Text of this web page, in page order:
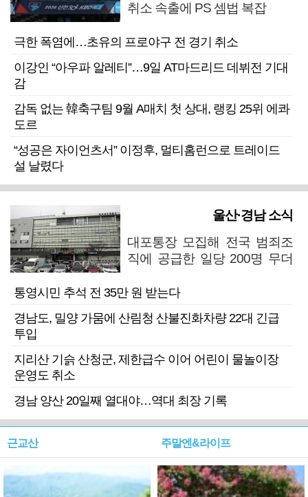
취소 속출에 PS 셈법 복잡
극한 폭염에…초유의 프로야구 전 경기 취소
이강인 “아우파 알레티”…9일 AT마드리드 데뷔전 기대
감
감독 없는 韓축구팀 9월 A매치 첫 상대, 랭킹 25위 에콰
도르
“성공은 자이언츠서” 이정후, 멀티홈런으로 트레이드
설 날렸다
울산·경남 소식
대포통장 모집해 전국 범죄조
직에 공급한 일당 200명 무더
통영시민 추석 전 35만 원 받는다
경남도, 밀양 가뭄에 산림청 산불진화차량 22대 긴급
투입
지리산 기슭 산청군, 제한급수 이어 어린이 물놀이장
운영도 취소
경남 양산 20일째 열대야…역대 최장 기록
근교산 주말엔&라이프